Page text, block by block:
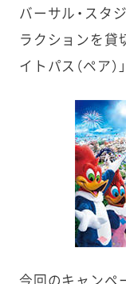
バーサル・スタ
ラクションを貸
イトパス（ペア）